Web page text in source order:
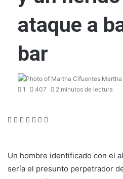
ataque a
bar
1
407 2 minutos de lectura
Facebook
Twitter
LinkedIn
WhatsApp
Telegram
Compartir
electrónico
Un hombre identificado con el
sería el presunto perpetrador